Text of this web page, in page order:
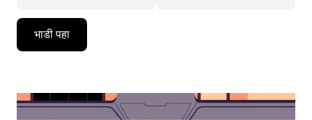
Press
down
interact
भाडी पहा